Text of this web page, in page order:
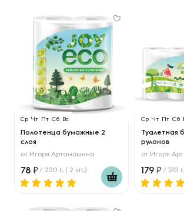
Ср Чт Пт Сб Вс
Полотенца бумажные 2
слоя
от Игоря Артамошина
78 / 220 г. ( 2 шт.)
Ср Чт Пт Сб
Туалетная
рулонов
от Игоря
179 / 510